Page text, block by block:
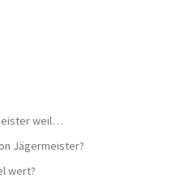
weil…
Jägermeister?
wert?